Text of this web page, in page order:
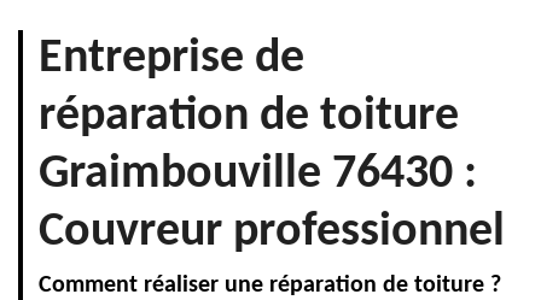
Entreprise de
réparation de toiture
Graimbouville 76430 :
Couvreur professionnel
Comment réaliser une réparation de toiture ?